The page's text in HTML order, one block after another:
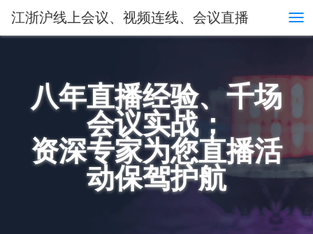
江浙沪线上会议、视频连线、会议直播
八年直播经验、千场
会议实战；
资深专家为您直播活
动保驾护航